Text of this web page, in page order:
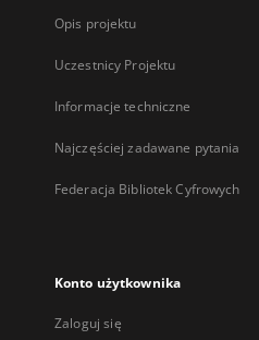
Opis projektu
Uczestnicy Projektu
Informacje techniczne
Najczęściej zadawane pytania
Federacja Bibliotek Cyfrowych
Konto użytkownika
Zaloguj się